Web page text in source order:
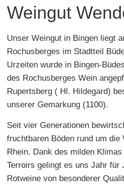
Weingut
Unser Weingut in Bingen liegt
Rochusberges im Stadtteil
Urzeiten wurde in Bingen-
des Rochusberges Wein
Rupertsberg ( Hl. Hildegard)
unserer Gemarkung (1100).
Seit vier Generationen
fruchtbaren Böden rund um die
Rhein. Dank des milden
Terroirs gelingt es uns Jahr für
Rotweine von besonderer